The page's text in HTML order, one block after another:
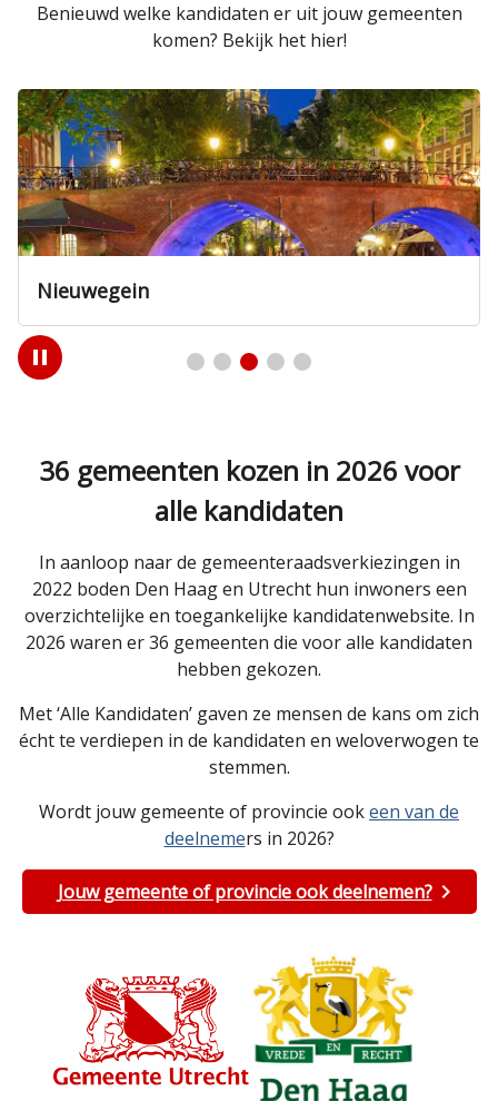
Benieuwd welke kandidaten er uit jouw gemeenten
komen? Bekijk het hier!
Nieuwegein
Play
/
36 gemeenten kozen in 2026 voor
alle kandidaten
In aanloop naar de gemeenteraadsverkiezingen in
2022 boden Den Haag en Utrecht hun inwoners een
overzichtelijke en toegankelijke kandidatenwebsite. In
2026 waren er 36 gemeenten die voor alle kandidaten
hebben gekozen.
Met ‘Alle Kandidaten’ gaven ze mensen de kans om zich
écht te verdiepen in de kandidaten en weloverwogen te
stemmen.
Wordt jouw gemeente of provincie ookeen van de
deelnemers in 2026?
Jouw gemeente of provincie ook deelnemen?